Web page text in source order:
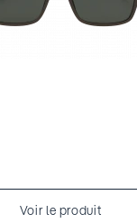
Voir le produit